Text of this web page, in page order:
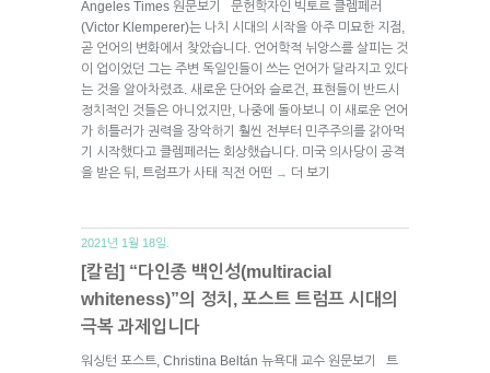
Angeles Times 원문보기 문헌학자인 빅토르 클렘페러
(Victor Klemperer)는 나치 시대의 시작을 아주 미묘한 지점,
곧 언어의 변화에서 찾았습니다. 언어학적 뉘앙스를 살피는 것
이 업이었던 그는 주변 독일인들이 쓰는 언어가 달라지고 있다
는 것을 알아차렸죠. 새로운 단어와 슬로건, 표현들이 반드시
정치적인 것들은 아니었지만, 나중에 돌아보니 이 새로운 언어
가 히틀러가 권력을 장악하기 훨씬 전부터 민주주의를 갉아먹
기 시작했다고 클렘페러는 회상했습니다. 미국 의사당이 공격
을 받은 뒤, 트럼프가 사태 직전 어떤 → 더 보기
2021년 1월 18일.
[칼럼] “다인종 백인성(multiracial
whiteness)”의 정치, 포스트 트럼프 시대의
극복 과제입니다
워싱턴 포스트, Christina Beltán 뉴욕대 교수 원문보기 트